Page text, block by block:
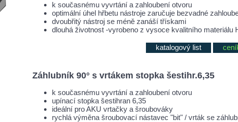
k současnému vyvrtání a zahloubení otvoru
optimální úhel hřbetu nástroje zaručuje bezvadné
dvoubřitý nástroj se méně zanáší třískami
dlouhá životnost -vyrobeno z vysoce kvalitního materiálu
katalogový list
Záhlubník 90° s vrtákem stopka šestihr.6,35
k současnému vyvrtání a zahloubení otvoru
upínací stopka šestihran 6,35
ideální pro AKU vrtačky a šroubováky
rychlá výměna šroubovací nástavec "bit" / vrták se